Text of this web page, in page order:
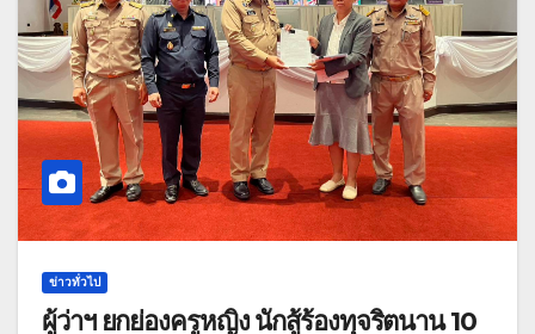
ข่าวทั่วไป
ผู้ว่าฯ ยกย่องครูหญิง นักสู้ร้องทุจริตนาน 10